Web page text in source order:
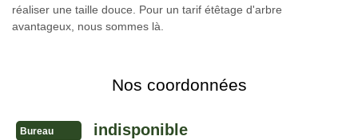
réaliser une taille douce. Pour un tarif étêtage d'arbre
avantageux, nous sommes là.
Nos coordonnées
Bureau indisponible